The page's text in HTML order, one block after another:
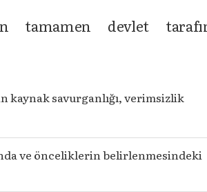
tamamen devlet
kaynak savurganlığı, verimsizlik
ve önceliklerin belirlenmesindeki